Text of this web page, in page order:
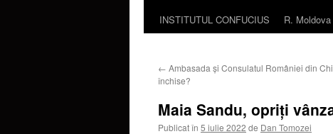
INSTITUTUL CONFUCIUS
R.
← Ambasada și Consulatul României din
închise?
Maia Sandu, opriți
Publicat în 5 iulie 2022 de Dan Tomozei